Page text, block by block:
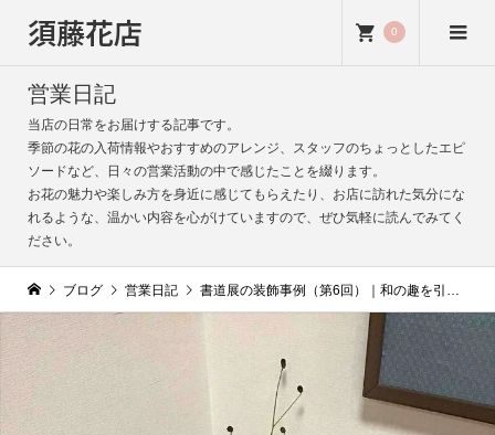
須藤花店 0
営業日記
当店の日常をお届けする記事です。
季節の花の入荷情報やおすすめのアレンジ、スタッフのちょっとしたエピ
ソードなど、日々の営業活動の中で感じたことを綴ります。
お花の魅力や楽しみ方を身近に感じてもらえたり、お店に訪れた気分にな
れるような、温かい内容を心がけていますので、ぜひ気軽に読んでみてく
ださい。
ブログ 営業日記 書道展の装飾事例（第6回）｜和の趣を引き立てるフラワーデザイン